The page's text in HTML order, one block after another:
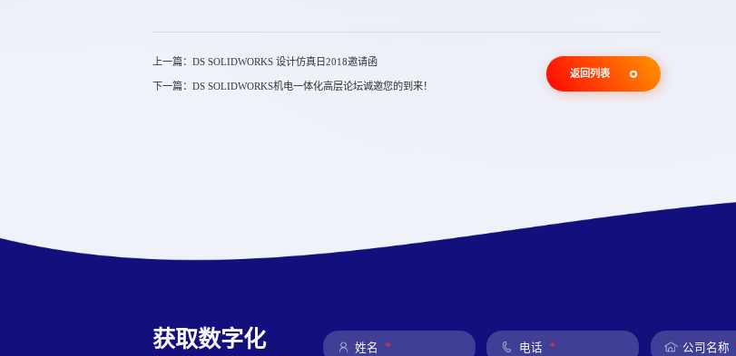
上一篇：DS SOLIDWORKS 设计仿真日2018邀请函
下一篇：DS SOLIDWORKS机电一体化高层论坛诚邀您的到来！
返回列表
获取数字化
姓名 * 电话 * 公司名称